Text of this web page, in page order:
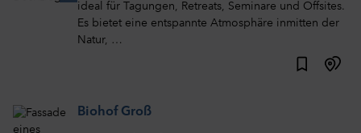
ideal für Tagungen, Retreats, Seminare und Offsites.
Es bietet eine entspannte Atmosphäre inmitten der
Natur, …
Biohof Groß